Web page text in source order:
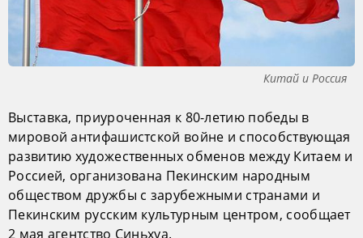
Китай и Россия
Выставка, приуроченная к 80-летию победы в
мировой антифашистской войне и способствующая
развитию художественных обменов между Китаем и
Россией, организована Пекинским народным
обществом дружбы с зарубежными странами и
Пекинским русским культурным центром, сообщает
2 мая агентство Синьхуа.